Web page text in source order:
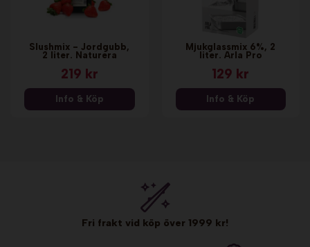
Slushmix - Jordgubb,
2 liter. Naturera
219 kr
Info & Köp
Mjukglassmix 6%, 2
liter. Arla Pro
129 kr
Info & Köp
Fri frakt vid köp över 1999 kr!